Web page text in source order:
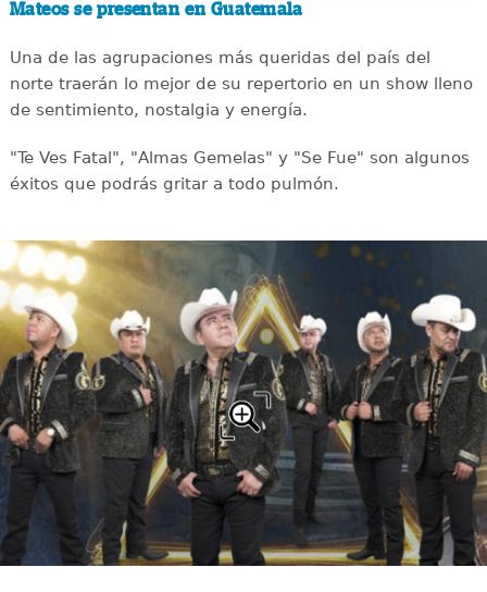
Mateos se presentan en Guatemala
Una de las agrupaciones más queridas del país del
norte traerán lo mejor de su repertorio en un show lleno
de sentimiento, nostalgia y energía.
"Te Ves Fatal", "Almas Gemelas" y "Se Fue" son algunos
éxitos que podrás gritar a todo pulmón.